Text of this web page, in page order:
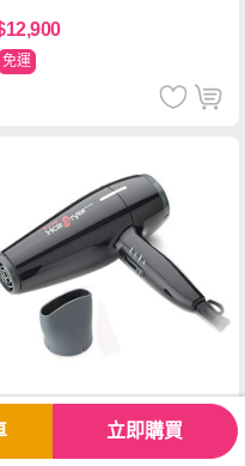
免運
達新牌】超低電磁波專業吹
機 TS-2600
立即購買